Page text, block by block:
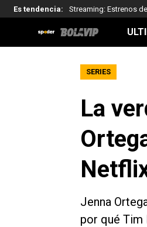
Es tendencia: Streaming: Estrenos
SERIES
La
Jenna
por qué Tim